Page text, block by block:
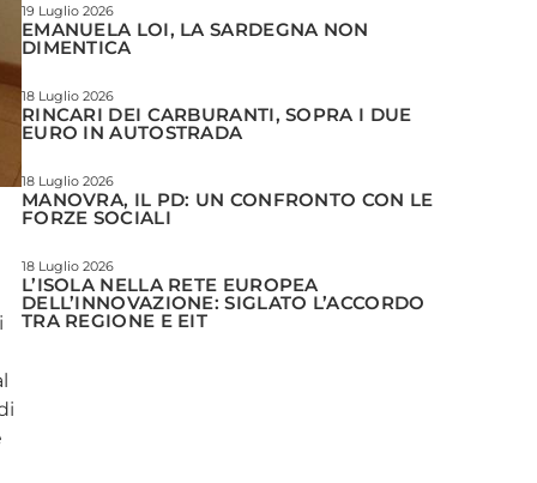
19 Luglio 2026
EMANUELA LOI, LA SARDEGNA NON
DIMENTICA
18 Luglio 2026
RINCARI DEI CARBURANTI, SOPRA I DUE
EURO IN AUTOSTRADA
18 Luglio 2026
MANOVRA, IL PD: UN CONFRONTO CON LE
FORZE SOCIALI
18 Luglio 2026
L’ISOLA NELLA RETE EUROPEA
DELL’INNOVAZIONE: SIGLATO L’ACCORDO
TRA REGIONE E EIT